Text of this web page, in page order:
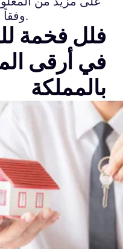
وفقاً لاحتياجاتك ومواردك المالية.
فلل فخمة
في أرقى
بالمملكة